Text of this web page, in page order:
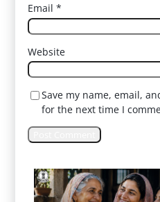
Email*
Website
Save my name, email,
for the next time I